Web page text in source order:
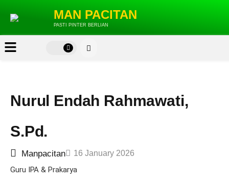
MAN PACITAN
PASTI PINTER BERLIAN
Nurul Endah Rahmawati,
S.Pd.
Manpacitan 16 January 2026
Guru IPA & Prakarya